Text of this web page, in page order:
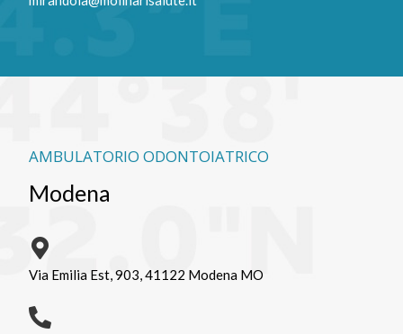
AMBULATORIO ODONTOIATRICO
Modena
Via Emilia Est, 903, 41122 Modena MO